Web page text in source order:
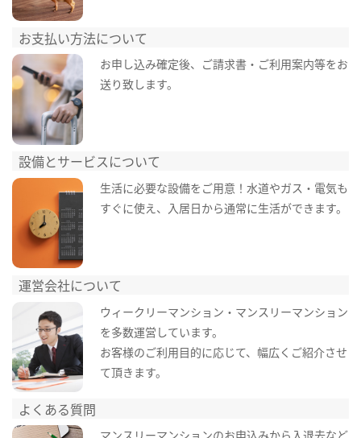
お支払い方法について
お申し込み確定後、ご請求書・ご利用案内等をお
送り致します。
設備とサービスについて
生活に必要な設備をご用意！水道やガス・電気も
すぐに使え、入居日から通常に生活ができます。
運営会社について
ウィークリーマンション・マンスリーマンション
を多数運営しています。
お客様のご利用目的に応じて、幅広くご紹介させ
て頂きます。
よくある質問